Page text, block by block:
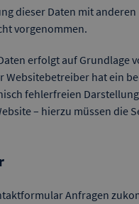
dieser Daten mit anderen
vorgenommen.
erfolgt auf Grundlage
Websitebetreiber hat ein
fehlerfreien
– hierzu müssen die
Anfragen